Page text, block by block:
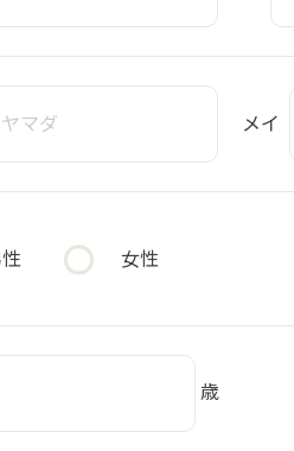
メイ
女性
歳